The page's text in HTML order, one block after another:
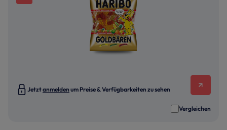
Jetztanmelden um Preise & Verfügbarkeiten zu sehen
Vergleichen